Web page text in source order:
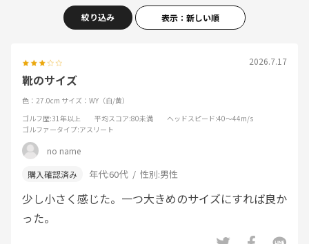
絞り込み 表示：新しい順
2026.7.17
靴のサイズ
色：27.0cm サイズ：WY（白/黄）
ゴルフ歴:31年以上 平均スコア:80未満 ヘッドスピード:40～44m/s
ゴルファータイプ:アスリート
no name
年代:60代 性別:男性
少し小さく感じた。一つ大きめのサイズにすれば良か
った。